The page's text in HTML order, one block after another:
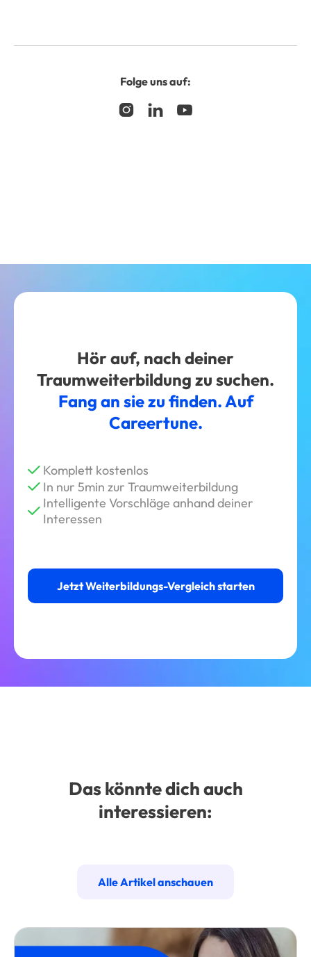
Folge uns auf:
  
Hör auf, nach deiner
Traumweiterbildung zu suchen.
Fang an sie zu finden. Auf
Careertune.
Komplett kostenlos
In nur 5min zur Traumweiterbildung
Intelligente Vorschläge anhand deiner
Interessen
Jetzt Weiterbildungs-Vergleich starten
Das könnte dich auch
interessieren:
Alle Artikel anschauen